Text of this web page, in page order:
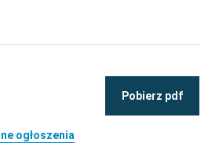
Pobierz pdf
ogłoszenia